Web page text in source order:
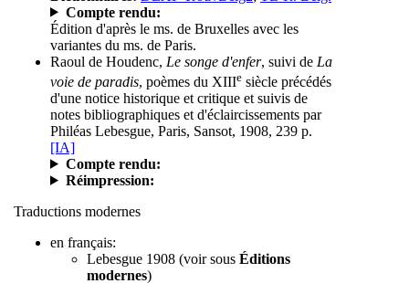
Compte rendu:
Édition d'après le ms. de Bruxelles avec les
variantes du ms. de Paris.
Raoul de Houdenc, Le songe d'enfer, suivi de La
voie de paradis, poèmes du XIIIe siècle précédés
d'une notice historique et critique et suivis de
notes bibliographiques et d'éclaircissements par
Philéas Lebesgue, Paris, Sansot, 1908, 239 p.
[IA]
Compte rendu:
Réimpression:
Traductions modernes
en français:
Lebesgue 1908 (voir sous Éditions
modernes)